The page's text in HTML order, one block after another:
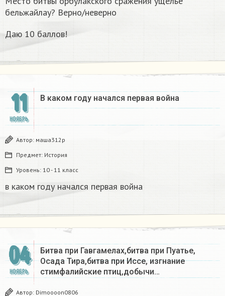
бельжайлау? Верно/неверно
Даю 10 баллов!
11
НОЯБРЬ
В каком году начался первая война​
Автор: маша312р
Предмет: История
Уровень: 10 - 11 класс
в каком году начался первая война​
04
НОЯБРЬ
Битва при Гавгамелах,битва при Пуатье,
Осада Тира,битва при Иссе, изгнание
стимфалийские птиц,добычи…
Автор: Dimoooon0806